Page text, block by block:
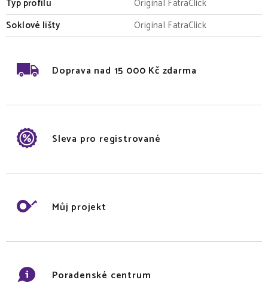
Typ profilu
Original FatraClick
Soklové lišty
Original FatraClick
Doprava nad 15 000 Kč zdarma
Sleva pro registrované
Můj projekt
Poradenské centrum